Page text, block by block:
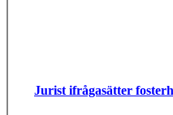
Jurist ifrågasätter